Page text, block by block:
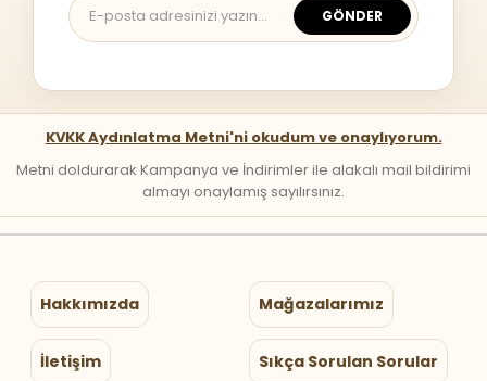
GÖNDER
KVKK Aydınlatma Metni'ni okudum ve onaylıyorum.
Metni doldurarak Kampanya ve İndirimler ile alakalı mail bildirimi
almayı onaylamış sayılırsınız.
Hakkımızda Mağazalarımız
İletişim Sıkça Sorulan Sorular